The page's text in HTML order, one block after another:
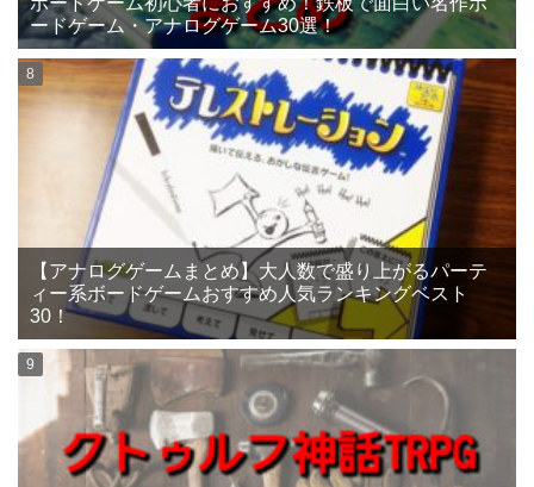
ードゲーム・アナログゲーム30選！
【アナログゲームまとめ】大人数で盛り上がるパーテ
ィー系ボードゲームおすすめ人気ランキングベスト
30！